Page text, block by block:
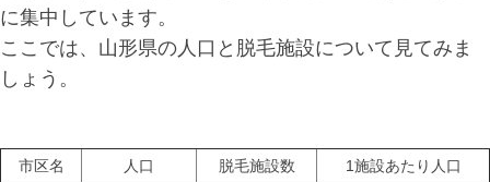
に集中しています。
ここでは、山形県の人口と脱毛施設について見てみま
しょう。
市区名 人口 脱毛施設数
1施設あたり人口